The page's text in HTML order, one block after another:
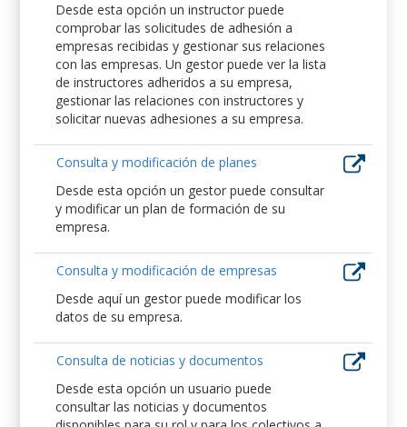
Desde esta opción un instructor puede
comprobar las solicitudes de adhesión a
empresas recibidas y gestionar sus relaciones
con las empresas. Un gestor puede ver la lista
de instructores adheridos a su empresa,
gestionar las relaciones con instructores y
solicitar nuevas adhesiones a su empresa.
Consulta y modificación de planes
Desde esta opción un gestor puede consultar
y modificar un plan de formación de su
empresa.
Consulta y modificación de empresas
Desde aquí un gestor puede modificar los
datos de su empresa.
Consulta de noticias y documentos
Desde esta opción un usuario puede
consultar las noticias y documentos